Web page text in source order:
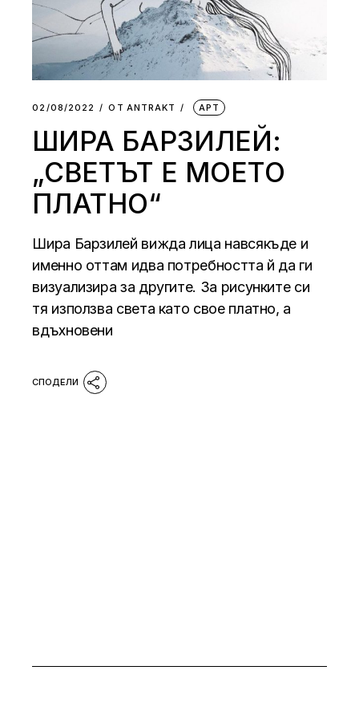
02/08/2022 ОТ АNTRAKT АРТ
ШИРА БАРЗИЛЕЙ:
„СВЕТЪТ Е МОЕТО
ПЛАТНО“
Шира Барзилей вижда лица навсякъде и
именно оттам идва потребността й да ги
визуализира за другите. За рисунките си
тя използва света като свое платно, а
вдъхновени